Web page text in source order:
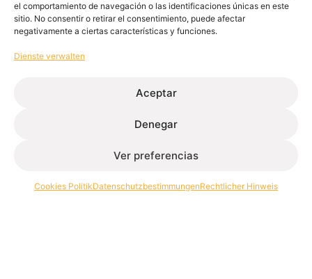
el comportamiento de navegación o las identificaciones únicas en este
sitio. No consentir o retirar el consentimiento, puede afectar
negativamente a ciertas características y funciones.
Dienste verwalten
Aceptar
Denegar
Ver preferencias
Cookies PolitikDatenschutzbestimmungenRechtlicher Hinweis
6. Februar 2026
Mehr lesen